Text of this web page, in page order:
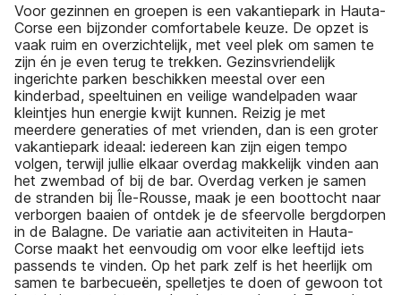
Voor gezinnen en groepen is een vakantiepark in Hauta-
Corse een bijzonder comfortabele keuze. De opzet is
vaak ruim en overzichtelijk, met veel plek om samen te
zijn én je even terug te trekken. Gezinsvriendelijk
ingerichte parken beschikken meestal over een
kinderbad, speeltuinen en veilige wandelpaden waar
kleintjes hun energie kwijt kunnen. Reizig je met
meerdere generaties of met vrienden, dan is een groter
vakantiepark ideaal: iedereen kan zijn eigen tempo
volgen, terwijl jullie elkaar overdag makkelijk vinden aan
het zwembad of bij de bar. Overdag verken je samen
de stranden bij Île-Rousse, maak je een boottocht naar
verborgen baaien of ontdek je de sfeervolle bergdorpen
in de Balagne. De variatie aan activiteiten in Hauta-
Corse maakt het eenvoudig om voor elke leeftijd iets
passends te vinden. Op het park zelf is het heerlijk om
samen te barbecueën, spelletjes te doen of gewoon tot